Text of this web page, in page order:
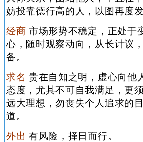
妨投靠德行高的人，以图再度发
经商 市场形势不稳定，正处于
心，随时观察动向，从长计议
备。
求名 贵在自知之明，虚心向他
态度，尤其不可自我满足，更
远大理想，勿丧失个人追求的
道。
外出 有风险，择日而行。